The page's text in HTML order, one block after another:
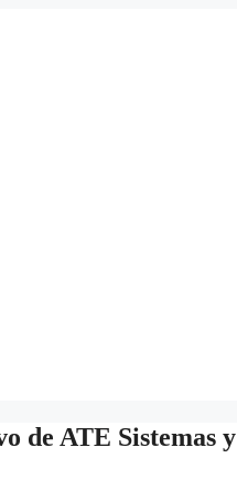
de ATE Sistemas y